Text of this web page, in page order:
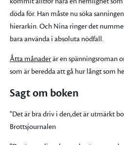
döda för. Han måste nu söka
hierarkin. Och Nina ringer det
bara använda i absoluta nödfall.
Åtta månaderär en spänningsroman
som är beredda att gå hur långt som
Sagt om boken
"Det är bra driv i den,det är utmärkt
Brottsjournalen